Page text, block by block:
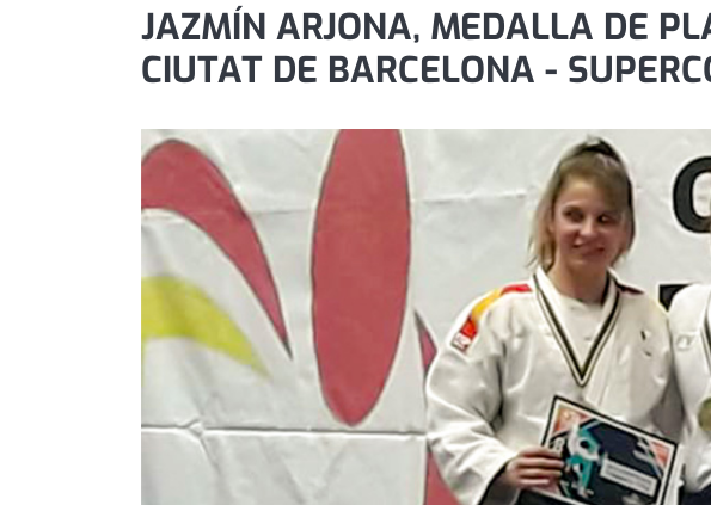
promo serveis
reportatge
societat
successos
urbanisme
editorial
JAZMÍN ARJONA, MEDALLA DE
CIUTAT DE BARCELONA -